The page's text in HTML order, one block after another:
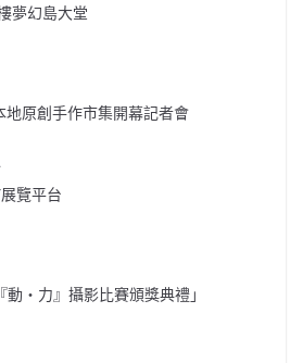
夢幻島大堂
原創手作市集開幕記者會
覽平台
‧力』攝影比賽頒獎典禮」